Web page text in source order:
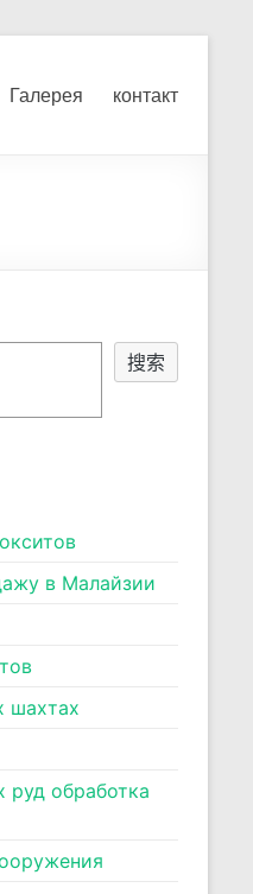
печного
Галерея контакт
搜索
в Малайзии
шахтах
руд обработка